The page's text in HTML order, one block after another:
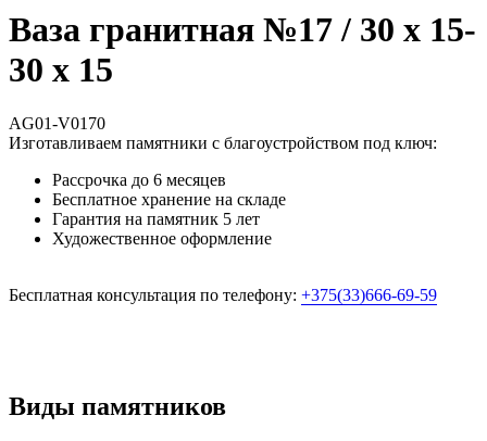
Ваза гранитная №17 / 30 х 15-
30 х 15
AG01-V0170
Изготавливаем памятники с благоустройством под ключ:
Рассрочка до 6 месяцев
Бесплатное хранение на складе
Гарантия на памятник 5 лет
Художественное оформление
Бесплатная консультация по телефону: +375(33)666-69-59
Виды памятников